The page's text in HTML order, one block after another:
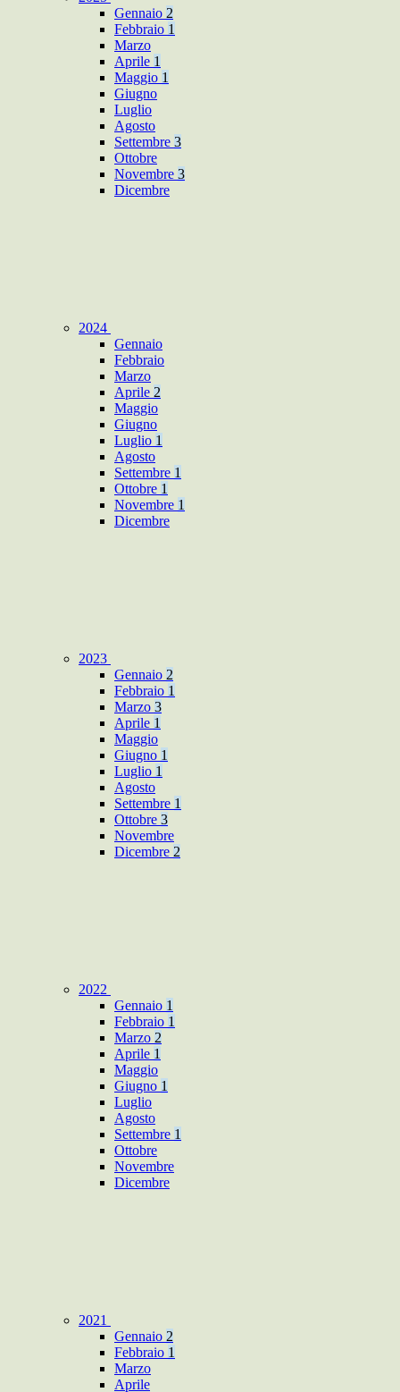
Gennaio 2
Febbraio 1
Marzo
Aprile 1
Maggio 1
Giugno
Luglio
Agosto
Settembre 3
Ottobre
Novembre 3
Dicembre
2024
Gennaio
Febbraio
Marzo
Aprile 2
Maggio
Giugno
Luglio 1
Agosto
Settembre 1
Ottobre 1
Novembre 1
Dicembre
2023
Gennaio 2
Febbraio 1
Marzo 3
Aprile 1
Maggio
Giugno 1
Luglio 1
Agosto
Settembre 1
Ottobre 3
Novembre
Dicembre 2
2022
Gennaio 1
Febbraio 1
Marzo 2
Aprile 1
Maggio
Giugno 1
Luglio
Agosto
Settembre 1
Ottobre
Novembre
Dicembre
2021
Gennaio 2
Febbraio 1
Marzo
Aprile